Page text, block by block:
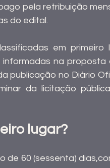
pela retribuição
do edital.
em
na proposta
publicação no Diário
da licitação
lugar?
de 60 (sessenta)